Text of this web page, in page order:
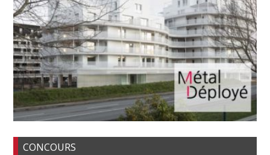
CONCOURS